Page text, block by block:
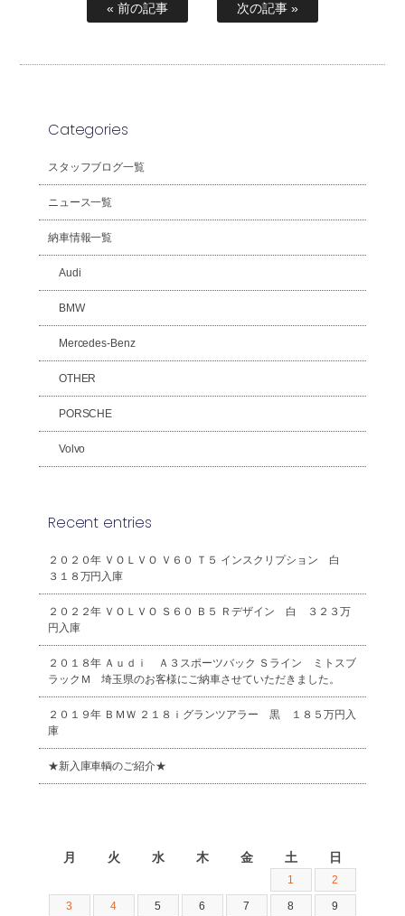
« 前の記事 次の記事 »
Categories
スタッフブログ一覧
ニュース一覧
納車情報一覧
Audi
BMW
Mercedes-Benz
OTHER
PORSCHE
Volvo
Recent entries
２０２０年 ＶＯＬＶＯ Ｖ６０ Ｔ５ インスクリプション 白
３１８万円入庫
２０２２年 ＶＯＬＶＯ Ｓ６０ Ｂ５ Ｒデザイン 白 ３２３万
円入庫
２０１８年 Ａｕｄｉ Ａ３スポーツバック Ｓライン ミトスブ
ラックＭ 埼玉県のお客様にご納車させていただきました。
２０１９年 ＢＭＷ ２１８ｉグランツアラー 黒 １８５万円入
庫
★新入庫車輌のご紹介★
月 火 水 木 金 土 日
1 2
3 4 5 6 7 8 9